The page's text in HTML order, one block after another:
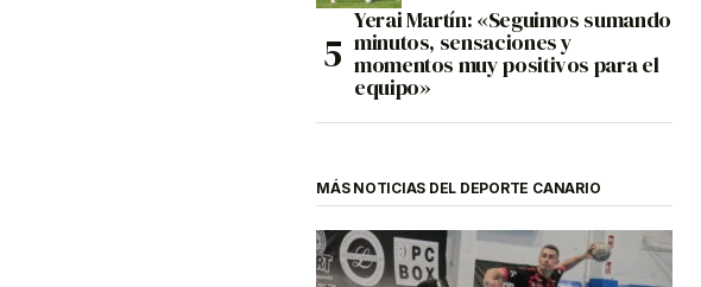
Yerai Martín: «Seguimos sumando
minutos, sensaciones y
momentos muy positivos para el
equipo»
MÁS NOTICIAS DEL DEPORTE CANARIO